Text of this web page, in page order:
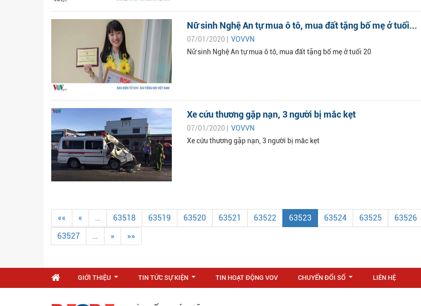
Nữ sinh Nghệ An tự mua ô tô, mua đất tặng bố mẹ ở tuổi...
07/01/2020 | VOVVN
Nữ sinh Nghệ An tự mua ô tô, mua đất tặng bố mẹ ở tuổi 20
Xe cứu thương gặp nạn, 3 người bị mắc kẹt
07/01/2020 | VOVVN
Xe cứu thương gặp nạn, 3 người bị mắc kẹt
«« « … 63518 63519 63520 63521 63522 63523 63524 63525
63526
63527
… » »»
GIỚI THIỆU TIN TỨC SỰ KIỆN TIN HOẠT ĐỘNG VOV CHUYỂN ĐỔI SỐ LIÊN HỆ